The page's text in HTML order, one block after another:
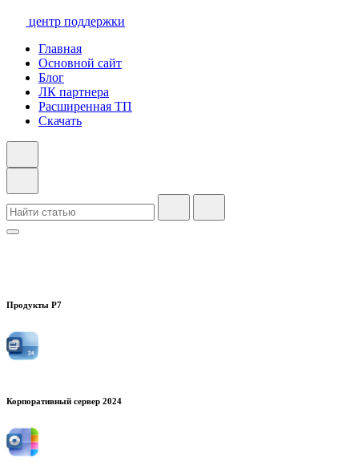
центр поддержки
Главная
Основной сайт
Блог
ЛК партнера
Расширенная ТП
Скачать
Продукты Р7
Корпоративный сервер 2024